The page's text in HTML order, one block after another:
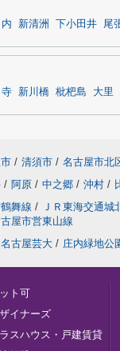
新清洲 下小田井 尾
新川橋 枇杷島 大里
/ 清須市 / 名古屋市北
/ 阿原 / 中之郷 / 沖村 /
舞線 / ＪＲ東海交通城
屋市営東山線
古屋芸大 / 庄内緑地公
ト可
イナーズ
スハウス・戸建賃貸